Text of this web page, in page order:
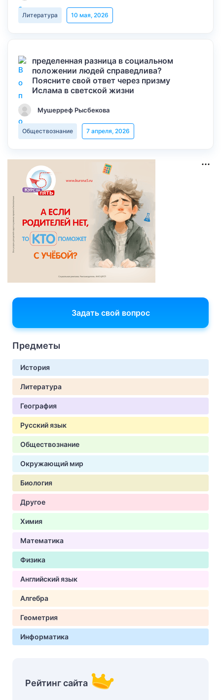
Литература 10 мая, 2026
пределенная разница в социальном
положении людей справедлива?
Поясните свой ответ через призму
Ислама в светской жизни
Мушерреф Рысбекова
Обществознание 7 апреля, 2026
Задать свой вопрос
Предметы
История
Литература
География
Русский язык
Обществознание
Окружающий мир
Биология
Другое
Химия
Математика
Физика
Английский язык
Алгебра
Геометрия
Информатика
Рейтинг сайта